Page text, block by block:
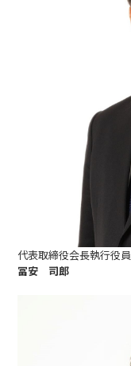
代表取締役会長執行役員
冨安 司郎